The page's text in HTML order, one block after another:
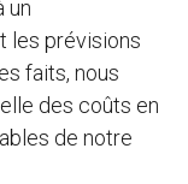
un
les prévisions
faits, nous
des coûts en
de notre